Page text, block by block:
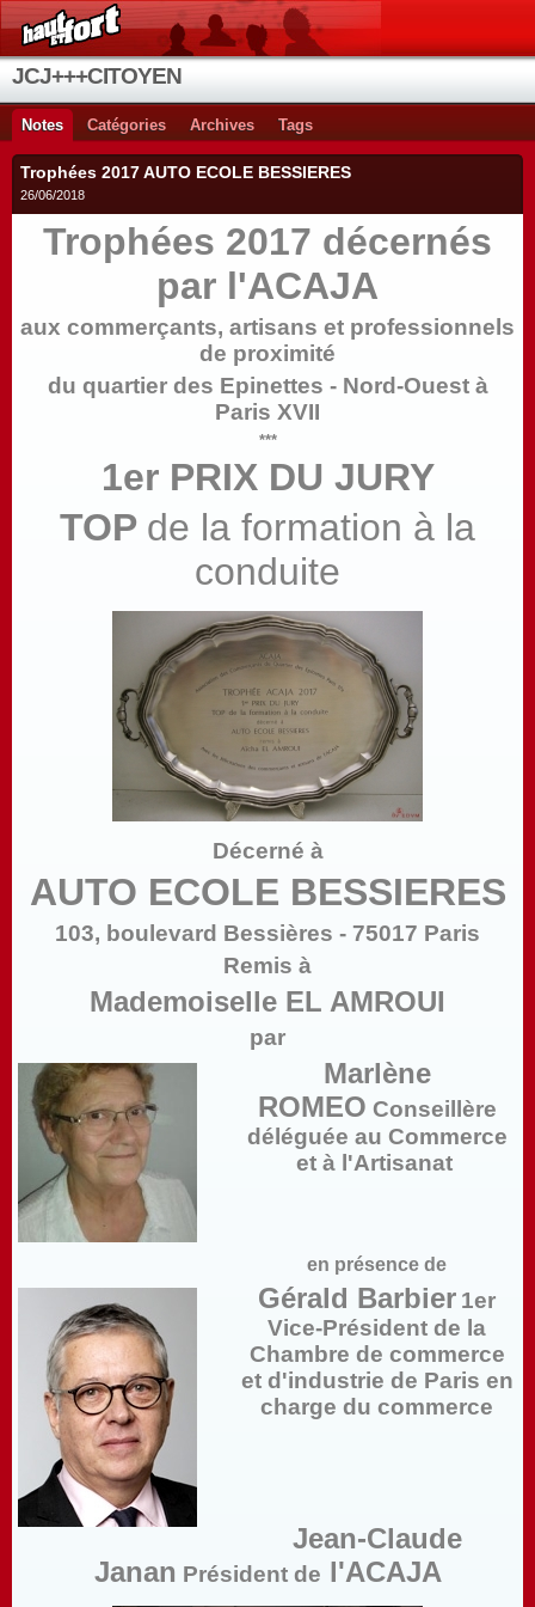
JCJ+++CITOYEN
Notes Catégories Archives Tags
Trophées 2017 AUTO ECOLE BESSIERES
26/06/2018
Trophées 2017 décernés
par l'ACAJA
aux commerçants, artisans et professionnels
de proximité
du quartier des Epinettes - Nord-Ouest à
Paris XVII
***
1er PRIX DU JURY
TOP de la formation à la
conduite
Décerné à
AUTO ECOLE BESSIERES
103, boulevard Bessières - 75017 Paris
Remis à
Mademoiselle EL AMROUI
par
Marlène
ROMEO Conseillère
déléguée au Commerce
et à l'Artisanat
en présence de
Gérald Barbier 1er
Vice-Président de la
Chambre de commerce
et d'industrie de Paris en
charge du commerce
Jean-Claude
Janan Président de l'ACAJA